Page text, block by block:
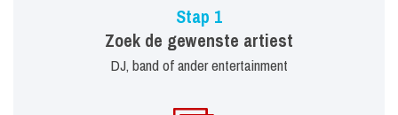
Stap 1
Zoek de gewenste artiest
DJ, band of ander entertainment